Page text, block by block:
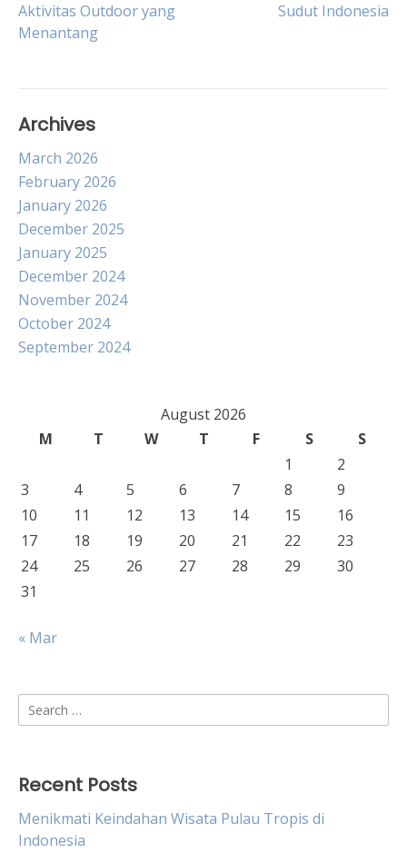
navigation
Aktivitas Outdoor yang
Menantang
Sudut Indonesia
Archives
March 2026
February 2026
January 2026
December 2025
January 2025
December 2024
November 2024
October 2024
September 2024
August 2026
M
T W T F S
S
1
2
3
4 5 6 7 8
9
10
11 12 13 14 15
16
17
18 19 20 21 22
23
24
25 26 27 28 29
30
31
« Mar
Search
for:
Recent Posts
Menikmati Keindahan Wisata Pulau Tropis di
Indonesia